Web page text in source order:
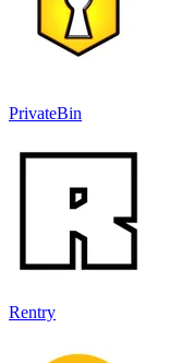
PrivateBin
Rentry